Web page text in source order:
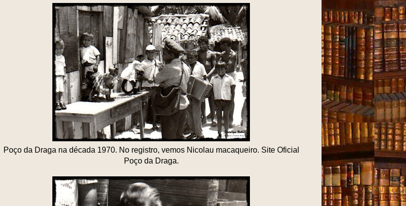
Poço da Draga na década 1970. No registro, vemos Nicolau macaqueiro. Site Oficial
Poço da Draga.